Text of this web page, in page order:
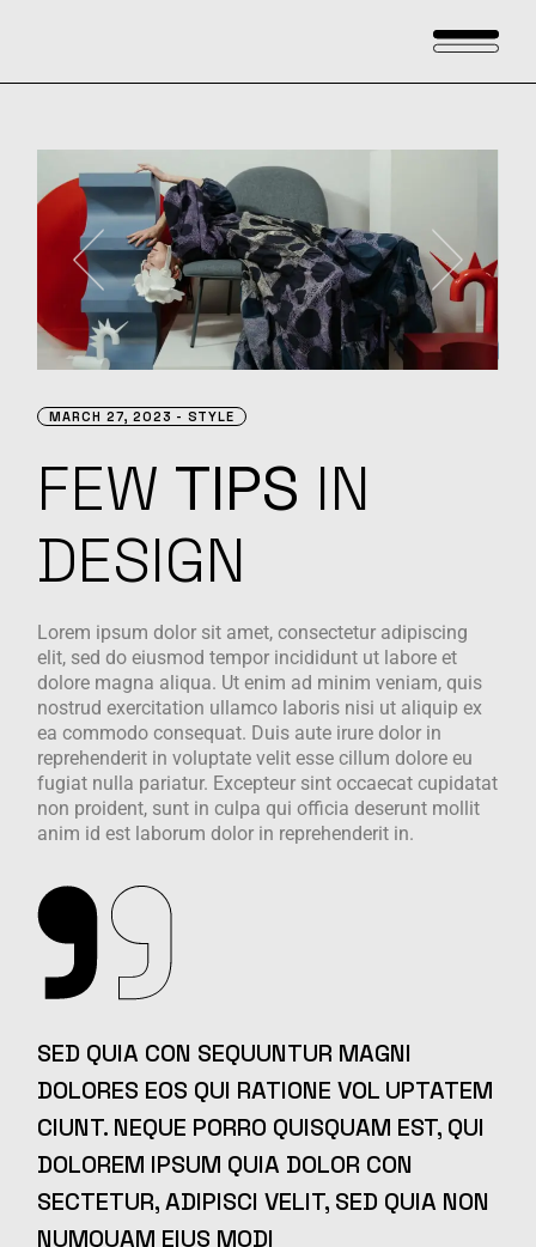
MARCH 27, 2023 STYLE
FEW TIPS IN
DESIGN
Lorem ipsum dolor sit amet, consectetur adipiscing
elit, sed do eiusmod tempor incididunt ut labore et
dolore magna aliqua. Ut enim ad minim veniam, quis
nostrud exercitation ullamco laboris nisi ut aliquip ex
ea commodo consequat. Duis aute irure dolor in
reprehenderit in voluptate velit esse cillum dolore eu
fugiat nulla pariatur. Excepteur sint occaecat cupidatat
non proident, sunt in culpa qui officia deserunt mollit
anim id est laborum dolor in reprehenderit in.
SED QUIA CON SEQUUNTUR MAGNI
DOLORES EOS QUI RATIONE VOL UPTATEM
CIUNT. NEQUE PORRO QUISQUAM EST, QUI
DOLOREM IPSUM QUIA DOLOR CON
SECTETUR, ADIPISCI VELIT, SED QUIA NON
NUMQUAM EIUS MODI